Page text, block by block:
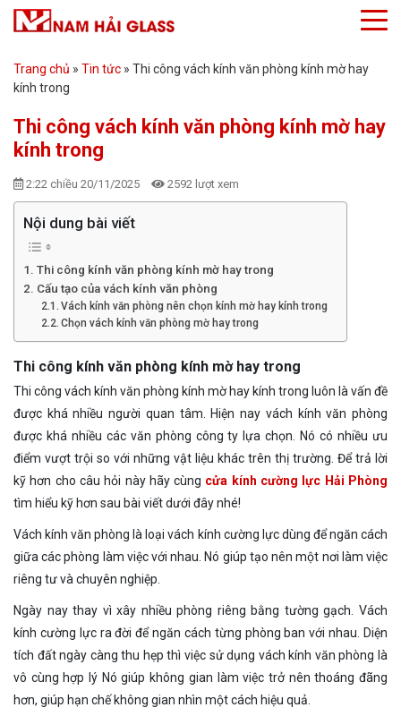
Trang chủ » Tin tức » Thi công vách kính văn phòng kính mờ hay
kính trong
Thi công vách kính văn phòng kính mờ hay
kính trong
2:22 chiều 20/11/2025 2592 lượt xem
Nội dung bài viết
Thi công kính văn phòng kính mờ hay trong
Cấu tạo của vách kính văn phòng
Vách kính văn phòng nên chọn kính mờ hay kính trong
Chọn vách kính văn phòng mờ hay trong
Thi công kính văn phòng kính mờ hay trong
Thi công vách kính văn phòng kính mờ hay kính trong luôn là vấn đề
được khá nhiều người quan tâm. Hiện nay vách kính văn phòng
được khá nhiều các văn phòng công ty lựa chọn. Nó có nhiều ưu
điểm vượt trội so với những vật liệu khác trên thị trường. Để trả lời
kỹ hơn cho câu hỏi này hãy cùng cửa kính cường lực Hải Phòng
tìm hiểu kỹ hơn sau bài viết dưới đây nhé!
Vách kính văn phòng là loại vách kính cường lực dùng để ngăn cách
giữa các phòng làm việc với nhau. Nó giúp tạo nên một nơi làm việc
riêng tư và chuyên nghiệp.
Ngày nay thay vì xây nhiều phòng riêng bằng tường gạch. Vách
kính cường lực ra đời để ngăn cách từng phòng ban với nhau. Diện
tích đất ngày càng thu hẹp thì việc sử dụng vách kính văn phòng là
vô cùng hợp lý Nó giúp không gian làm việc trở nên thoáng đãng
hơn, giúp hạn chế không gian nhìn một cách hiệu quả.